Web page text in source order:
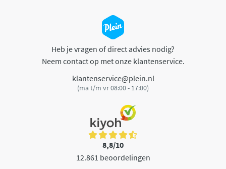
Heb je vragen of direct advies nodig?
Neem contact op met onze klantenservice.
klantenservice@plein.nl
(ma t/m vr 08:00 - 17:00)
8,8/10
12.861 beoordelingen